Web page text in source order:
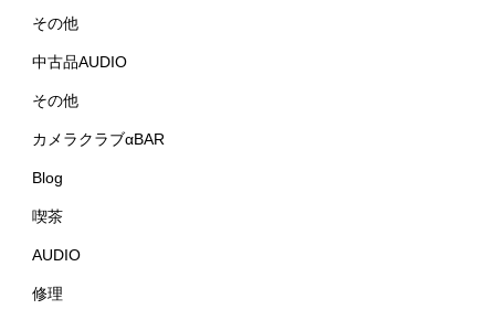
その他
中古品AUDIO
その他
カメラクラブαBAR
Blog
喫茶
AUDIO
修理